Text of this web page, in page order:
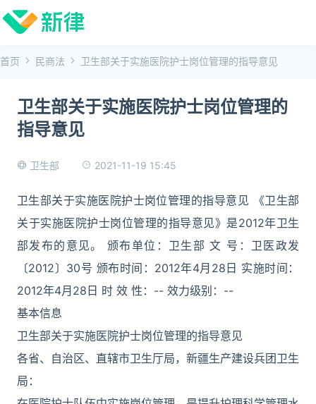
首页 民商法 卫生部关于实施医院护士岗位管理的指导意见
卫生部关于实施医院护士岗位管理的
指导意见
卫生部 2021-11-19 15:45
卫生部关于实施医院护士岗位管理的指导意见 《卫生部
关于实施医院护士岗位管理的指导意见》是2012年卫生
部发布的意见。 颁布单位：卫生部 文 号：卫医政发
〔2012〕30号 颁布时间：2012年4月28日 实施时间：
2012年4月28日 时 效 性：-- 效力级别：--
基本信息
卫生部关于实施医院护士岗位管理的指导意见
各省、自治区、直辖市卫生厅局，新疆生产建设兵团卫生
局：